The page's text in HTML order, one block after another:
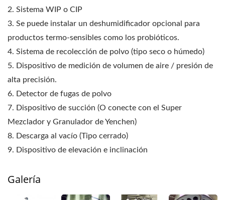
2. Sistema WIP o CIP
3. Se puede instalar un deshumidificador opcional para
productos termo-sensibles como los probióticos.
4. Sistema de recolección de polvo (tipo seco o húmedo)
5. Dispositivo de medición de volumen de aire / presión de
alta precisión.
6. Detector de fugas de polvo
7. Dispositivo de succión (O conecte con el Super
Mezclador y Granulador de Yenchen)
8. Descarga al vacío (Tipo cerrado)
9. Dispositivo de elevación e inclinación
Galería